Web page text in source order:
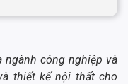
ngành công nghiệp và
thiết kế nội thất cho